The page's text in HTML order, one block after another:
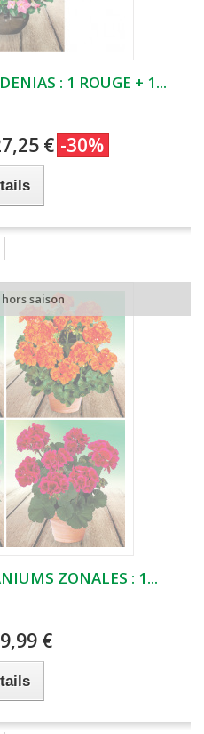
: 1 ROUGE + 1...
€ -30%
saison
ZONALES : 1...
€